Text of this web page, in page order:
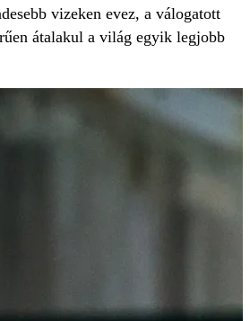
vizeken evez, a válogatott
átalakul a világ egyik legjobb